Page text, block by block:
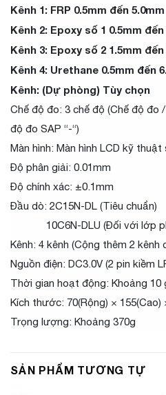
Kênh 1: FRP 0.5mm đến 5.0mm
Kênh 2: Epoxy số 1 0.5mm đến
Kênh 3: Epoxy số 2 1.5mm đến
Kênh 4: Urethane 0.5mm đến
Kênh: (Dự phòng) Tùy chọn
Chế độ đo: 3 chế độ (Chế độ đo
độ đo SAP “-“)
Màn hình: Màn hình LCD kỹ
Độ phân giải: 0.01mm
Độ chính xác: ±0.1mm
Đầu dò: 2C15N-DL (Tiêu chuẩn)
10C6N-DLU (Đối với lớp
Kênh: 4 kênh (Cộng thêm 2 kênh
Nguồn điện: DC3.0V (2 pin kiềm
Thời gian hoạt động: Khoảng 10
Kích thước: 70(Rộng) × 155(Cao)
Trọng lượng: Khoảng 370g
SẢN PHẨM TƯƠNG TỰ